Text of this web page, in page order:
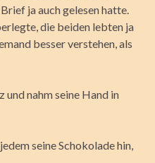
ja auch gelesen hatte.
die beiden lebten ja
besser verstehen, als
und nahm seine Hand in
seine Schokolade hin,